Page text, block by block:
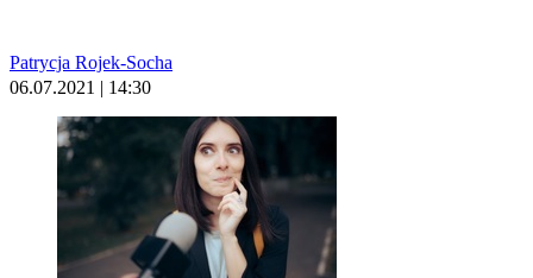
Patrycja Rojek-Socha
06.07.2021 | 14:30